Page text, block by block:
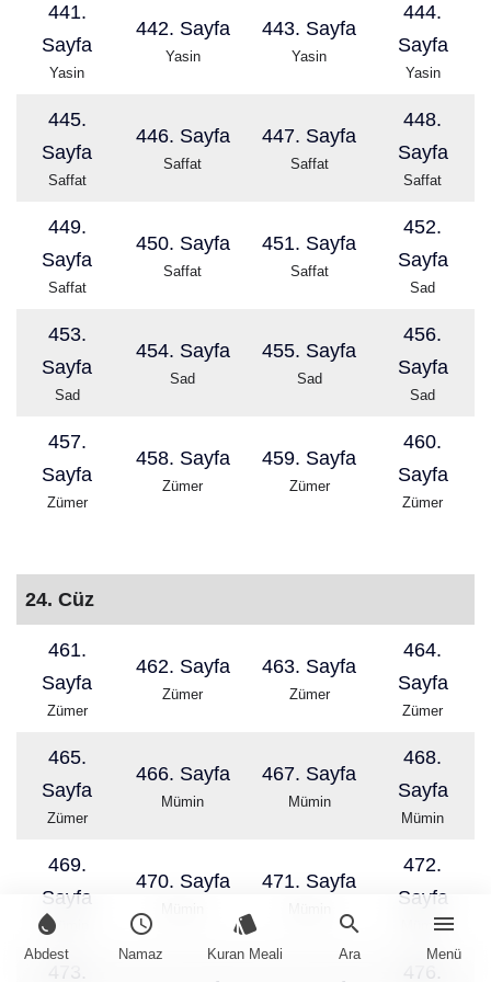
water_drop
Abdest
schedule
Namaz
style
Kuran Meali
search
Ara
menu
Menü
441.
Sayfa
Yasin
442. Sayfa
Yasin
443. Sayfa
Yasin
444.
Sayfa
Yasin
445.
Sayfa
Saffat
446. Sayfa
Saffat
447. Sayfa
Saffat
448.
Sayfa
Saffat
449.
Sayfa
Saffat
450. Sayfa
Saffat
451. Sayfa
Saffat
452.
Sayfa
Sad
453.
Sayfa
Sad
454. Sayfa
Sad
455. Sayfa
Sad
456.
Sayfa
Sad
457.
Sayfa
Zümer
458. Sayfa
Zümer
459. Sayfa
Zümer
460.
Sayfa
Zümer
24. Cüz
461.
Sayfa
Zümer
462. Sayfa
Zümer
463. Sayfa
Zümer
464.
Sayfa
Zümer
465.
Sayfa
Zümer
466. Sayfa
Mümin
467. Sayfa
Mümin
468.
Sayfa
Mümin
469.
Sayfa
Mümin
470. Sayfa 471. Sayfa
472.
Sayfa
Mümin
473. 476.